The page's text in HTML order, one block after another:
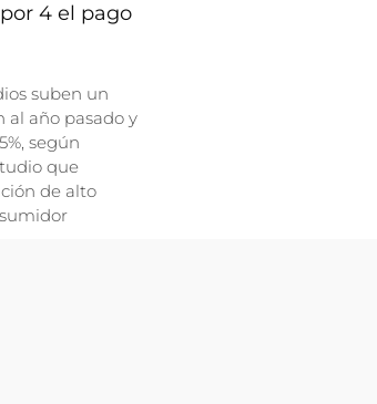
4 el pago
suben un
al año pasado y
según
que
de alto